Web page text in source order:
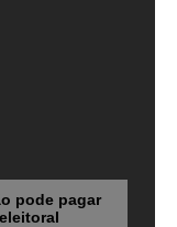
pode pagar